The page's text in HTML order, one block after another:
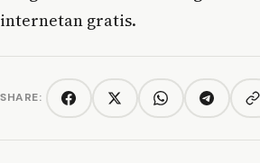
internetan gratis.
SHARE: FacebookTwitter/XWhatsAppTelegram